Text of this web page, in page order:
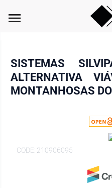
menu
SISTEMAS
ALTERNATIVA
MONTANHOSAS
CODE: 210906095